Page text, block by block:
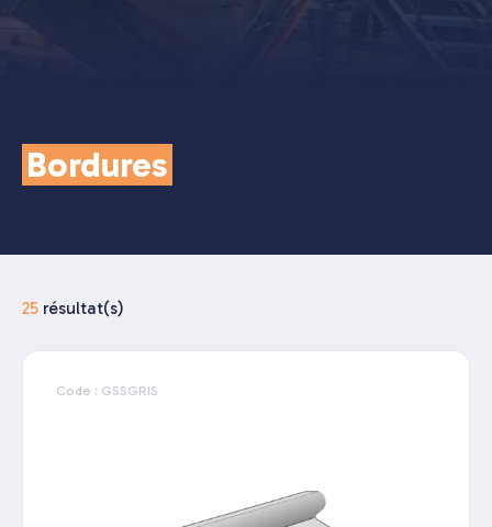
Bordures
25 résultat(s)
Code : GSSGRIS